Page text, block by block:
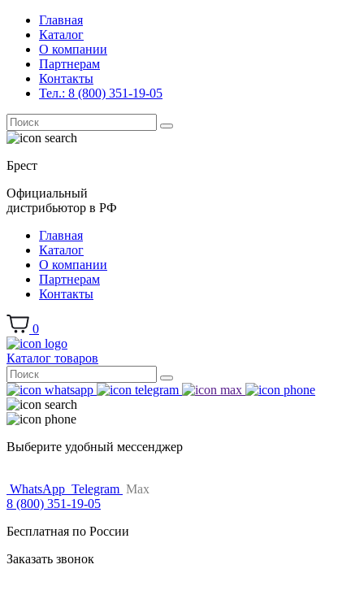
Главная
Каталог
О компании
Партнерам
Контакты
Тел.: 8 (800) 351-19-05
Поиск
for:
Брест
Официальный
дистрибьютор в РФ
Главная
Каталог
О компании
Партнерам
Контакты
0
Каталог товаров
Поиск
for:
Выберите удобный мессенджер
WhatsApp Telegram Max
8 (800) 351-19-05
Бесплатная по России
Заказать звонок